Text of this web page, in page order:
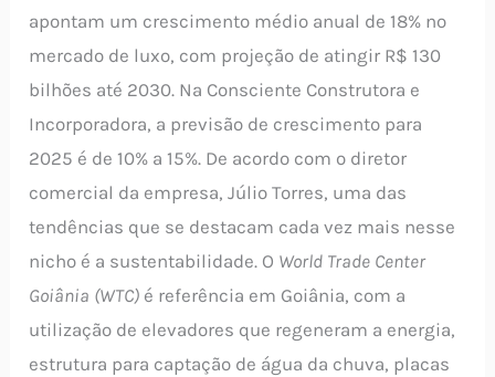
apontam um crescimento médio anual de 18% no
mercado de luxo, com projeção de atingir R$ 130
bilhões até 2030. Na Consciente Construtora e
Incorporadora, a previsão de crescimento para
2025 é de 10% a 15%. De acordo com o diretor
comercial da empresa, Júlio Torres, uma das
tendências que se destacam cada vez mais nesse
nicho é a sustentabilidade. O World Trade Center
Goiânia (WTC) é referência em Goiânia, com a
utilização de elevadores que regeneram a energia,
estrutura para captação de água da chuva, placas